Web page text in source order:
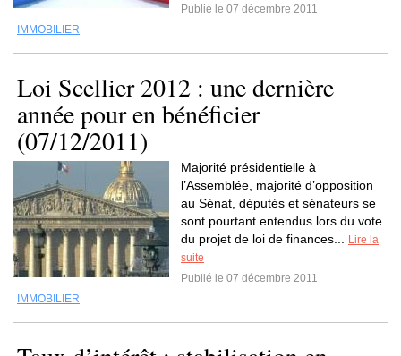
Publié le 07 décembre 2011
IMMOBILIER
Loi Scellier 2012 : une dernière
année pour en bénéficier
(07/12/2011)
Majorité présidentielle à
l’Assemblée, majorité d’opposition
au Sénat, députés et sénateurs se
sont pourtant entendus lors du vote
du projet de loi de finances...
Lire la
suite
Publié le 07 décembre 2011
IMMOBILIER